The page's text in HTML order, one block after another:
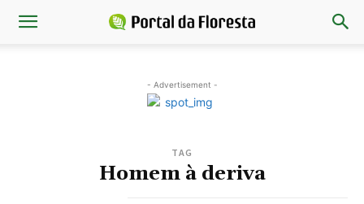
- Advertisement -
TAG
Homem à deriva